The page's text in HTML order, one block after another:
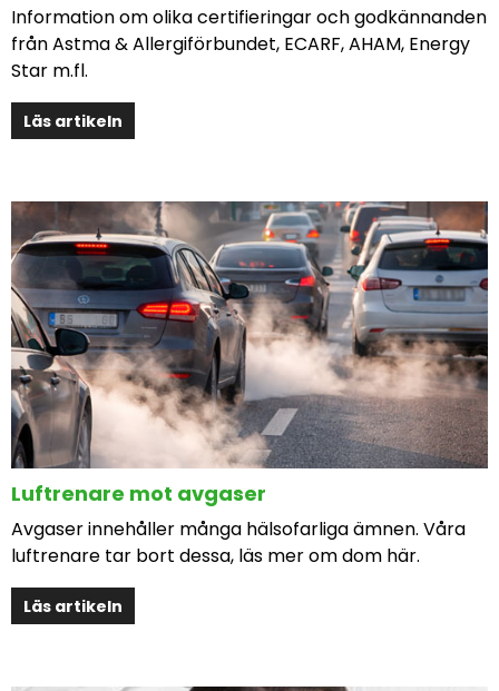
Information om olika certifieringar och godkännanden
från Astma & Allergiförbundet, ECARF, AHAM, Energy
Star m.fl.
Läs artikeln
Luftrenare mot avgaser
Avgaser innehåller många hälsofarliga ämnen. Våra
luftrenare tar bort dessa, läs mer om dom här.
Läs artikeln